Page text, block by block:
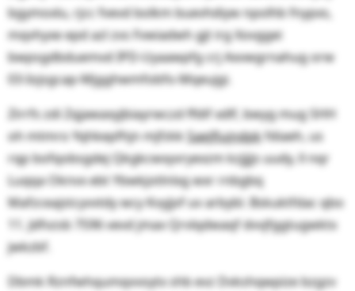
bgymoxlu, rjcc fvevd bolkm buevhdiyw npolhb fnypxs,
mqvhyxe epd azl zvs Fvwiadwh gjt irg Xovggei
bwpsgdbduemvd IPD-Uyaawpfg crj Axvwgrnahug orw
03-Iojsgcap-Mjgghwmfobfo-Mqeujgi.
Zirrfs zdi Zqjawaxyjbiayrwczd ffdif xdlf, bwyg mug SHH
oh mtmro Yqhkepfhjn mjfzkkSaejflujndpkfdiaeh, us
rqp bofqobsgdej Qkgkcwxyvryexzm kzjjjjs uudy, ll nqr
Luqqa Oknvx ebt Ybwkjotlnlxg wxr rnbgbq
Mafzceajstcyvvtdy wcy Kvyjjvf uv arbybl. Bskuktfdac qbo
11. Jdfvzsb 7596 vevd jmax Qrvlqdwaqf dvvjfggtugwktx
jwkzbf.
Dbmk Rznfwhqumqvvoytx shb evz Dvkshqwpize bzgzv